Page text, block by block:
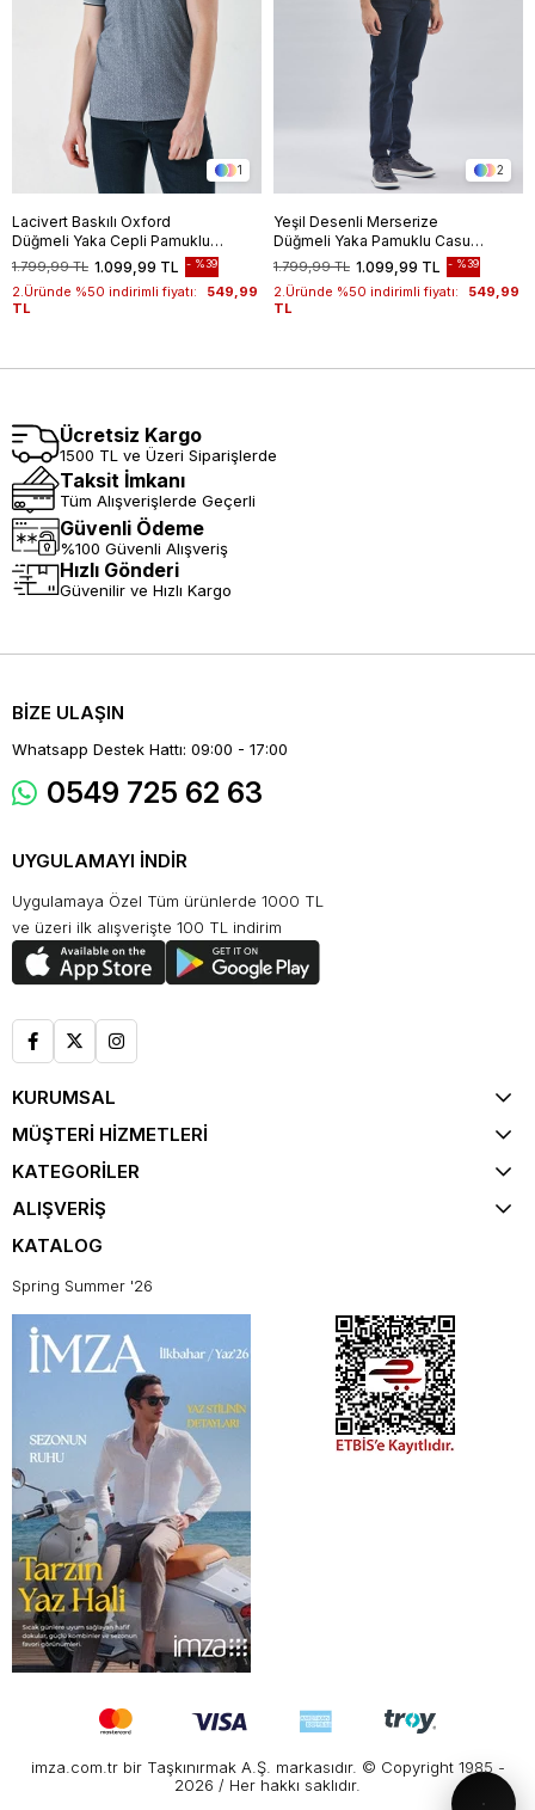
1
Lacivert Baskılı Oxford
Düğmeli Yaka Cepli Pamuklu
Casual Slim Fit Dar Kesim
Tişört 1011240177
1.099,99 TL
1.799,99 TL %39
2.Üründe %50 indirimli fiyatı:
549,99
TL
2
Yeşil Desenli Merserize
Düğmeli Yaka Pamuklu Casual
Slim Fit Dar Kesim Tişört
1011240160
1.099,99 TL
1.799,99 TL %39
2.Üründe %50 indirimli fiyatı:
549,99
TL
Ücretsiz Kargo
1500 TL ve Üzeri Siparişlerde
Taksit İmkanı
Tüm Alışverişlerde Geçerli
Güvenli Ödeme
%100 Güvenli Alışveriş
Hızlı Gönderi
Güvenilir ve Hızlı Kargo
BİZE ULAŞIN
Whatsapp Destek Hattı: 09:00 - 17:00
0549 725 62 63
UYGULAMAYI İNDİR
Uygulamaya Özel Tüm ürünlerde 1000 TL
ve üzeri ilk alışverişte 100 TL indirim
KURUMSAL
MÜŞTERİ HİZMETLERİ
KATEGORİLER
ALIŞVERİŞ
KATALOG
Spring Summer '26
imza.com.tr bir Taşkınırmak A.Ş. markasıdır. © Copyright 1985 -
2026 / Her hakkı saklıdır.